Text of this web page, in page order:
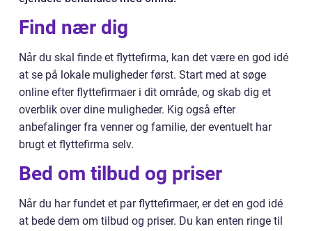
Find nær dig
Når du skal finde et flyttefirma, kan det være en god idé
at se på lokale muligheder først. Start med at søge
online efter flyttefirmaer i dit område, og skab dig et
overblik over dine muligheder. Kig også efter
anbefalinger fra venner og familie, der eventuelt har
brugt et flyttefirma selv.
Bed om tilbud og priser
Når du har fundet et par flyttefirmaer, er det en god idé
at bede dem om tilbud og priser. Du kan enten ringe til